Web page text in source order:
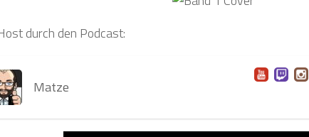
durch den Podcast:
Matze